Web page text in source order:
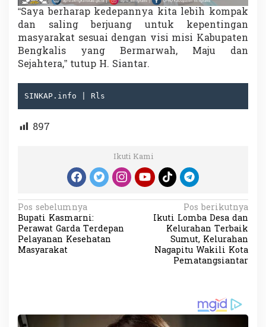
“Saya berharap kedepannya kita lebih kompak
dan saling berjuang untuk kepentingan
masyarakat sesuai dengan visi misi Kabupaten
Bengkalis yang Bermarwah, Maju dan
Sejahtera,” tutup H. Siantar.
SINKAP.info | Rls
897
Ikuti Kami
N
a
v
s
Pos sebelumnya
Bupati Kasmarni:
Perawat Garda Terdepan
Pelayanan Kesehatan
Masyarakat
Pos berikutnya
Ikuti Lomba Desa dan
Kelurahan Terbaik
Sumut, Kelurahan
Nagapitu Wakili Kota
Pematangsiantar